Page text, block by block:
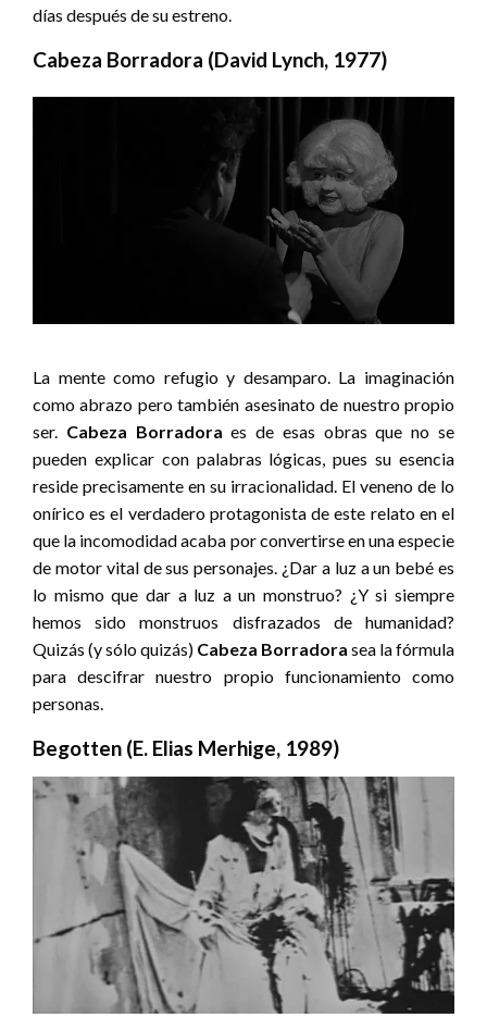
días después de su estreno.
Cabeza Borradora (David Lynch, 1977)
La mente como refugio y desamparo. La imaginación
como abrazo pero también asesinato de nuestro propio
ser. Cabeza Borradora es de esas obras que no se
pueden explicar con palabras lógicas, pues su esencia
reside precisamente en su irracionalidad. El veneno de lo
onírico es el verdadero protagonista de este relato en el
que la incomodidad acaba por convertirse en una especie
de motor vital de sus personajes. ¿Dar a luz a un bebé es
lo mismo que dar a luz a un monstruo? ¿Y si siempre
hemos sido monstruos disfrazados de humanidad?
Quizás (y sólo quizás) Cabeza Borradora sea la fórmula
para descifrar nuestro propio funcionamiento como
personas.
Begotten (E. Elias Merhige, 1989)